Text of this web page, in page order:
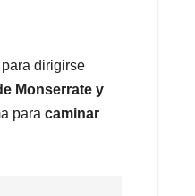
para dirigirse
Monserrate y
para caminar